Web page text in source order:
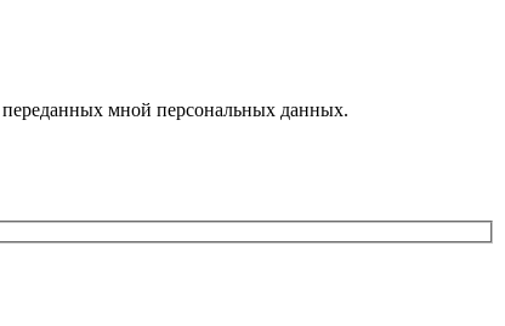
мной персональных данных.